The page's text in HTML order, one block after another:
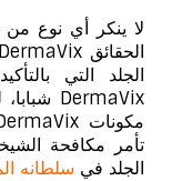
لا ينكر أي نوع
الجلد التي
الجلد في سلطانه